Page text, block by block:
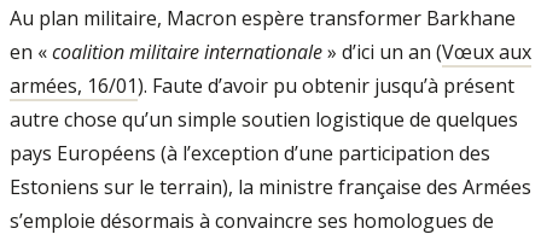
Au plan militaire, Macron espère transformer Barkhane
en «coalition militaire internationale» d’ici un an (Vœux aux
armées, 16/01). Faute d’avoir pu obtenir jusqu’à présent
autre chose qu’un simple soutien logistique de quelques
pays Européens (à l’exception d’une participation des
Estoniens sur le terrain), la ministre française des Armées
s’emploie désormais à convaincre ses homologues de